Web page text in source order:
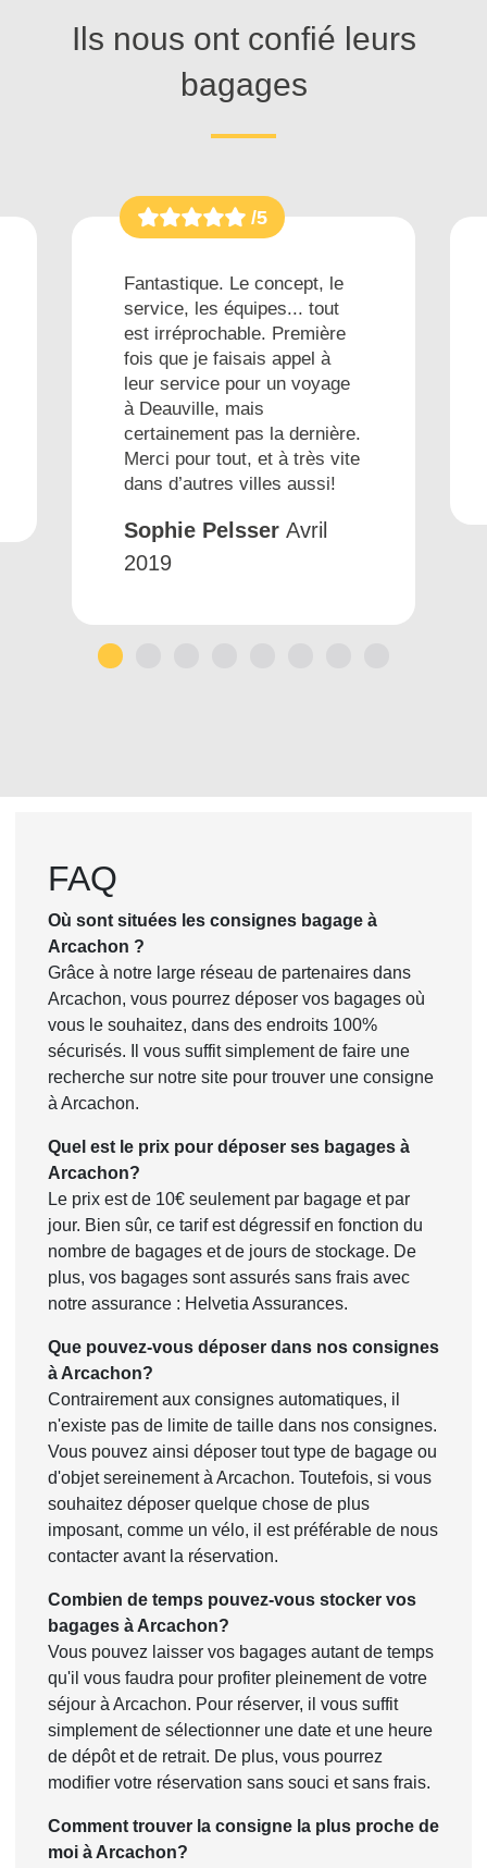
Ils nous ont confié leurs
bagages
/5
Fantastique. Le concept, le
service, les équipes... tout
est irréprochable. Première
fois que je faisais appel à
leur service pour un voyage
à Deauville, mais
certainement pas la dernière.
Merci pour tout, et à très vite
dans d’autres villes aussi!
Sophie Pelsser Avril
2019
FAQ
Où sont situées les consignes bagage à
Arcachon ?
Grâce à notre large réseau de partenaires dans
Arcachon, vous pourrez déposer vos bagages où
vous le souhaitez, dans des endroits 100%
sécurisés. Il vous suffit simplement de faire une
recherche sur notre site pour trouver une consigne
à Arcachon.
Quel est le prix pour déposer ses bagages à
Arcachon?
Le prix est de 10€ seulement par bagage et par
jour. Bien sûr, ce tarif est dégressif en fonction du
nombre de bagages et de jours de stockage. De
plus, vos bagages sont assurés sans frais avec
notre assurance : Helvetia Assurances.
Que pouvez-vous déposer dans nos consignes
à Arcachon?
Contrairement aux consignes automatiques, il
n'existe pas de limite de taille dans nos consignes.
Vous pouvez ainsi déposer tout type de bagage ou
d'objet sereinement à Arcachon. Toutefois, si vous
souhaitez déposer quelque chose de plus
imposant, comme un vélo, il est préférable de nous
contacter avant la réservation.
Combien de temps pouvez-vous stocker vos
bagages à Arcachon?
Vous pouvez laisser vos bagages autant de temps
qu'il vous faudra pour profiter pleinement de votre
séjour à Arcachon. Pour réserver, il vous suffit
simplement de sélectionner une date et une heure
de dépôt et de retrait. De plus, vous pourrez
modifier votre réservation sans souci et sans frais.
Comment trouver la consigne la plus proche de
moi à Arcachon?